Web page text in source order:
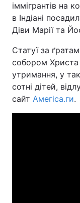
іммігрантів на
в Індіані
Діви Марії та
Статуї за
собором Христа
утримання, у
сотні дітей,
сайт Амегіса.ги.